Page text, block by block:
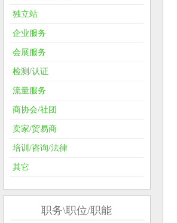
独立站
企业服务
会展服务
检测/认证
流量服务
商协会/社团
卖家/贸易商
培训/咨询/法律
其它
职务\职位/职能